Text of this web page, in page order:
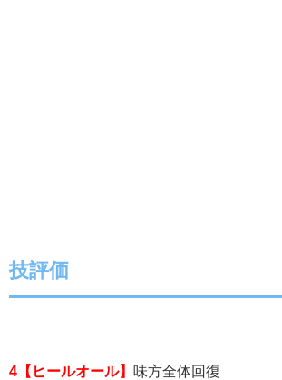
技評価
4【ヒールオール】 味方全体回復